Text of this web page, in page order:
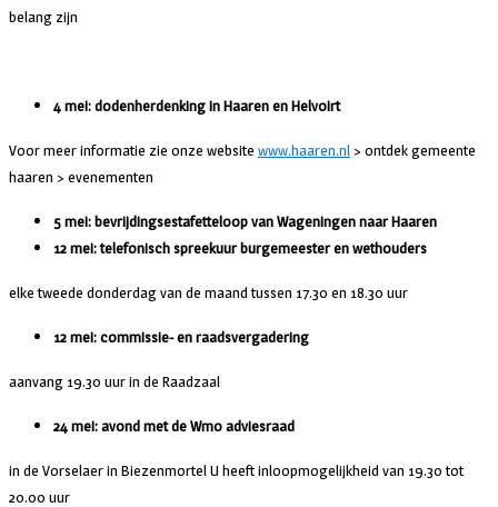
belang zijn
4 mei: dodenherdenking in Haaren en Helvoirt
Voor meer informatie zie onze website www.haaren.nl > ontdek gemeente
haaren > evenementen
5 mei: bevrijdingsestafetteloop van Wageningen naar Haaren
12 mei: telefonisch spreekuur burgemeester en wethouders
elke tweede donderdag van de maand tussen 17.30 en 18.30 uur
12 mei: commissie- en raadsvergadering
aanvang 19.30 uur in de Raadzaal
24 mei: avond met de Wmo adviesraad
in de Vorselaer in Biezenmortel U heeft inloopmogelijkheid van 19.30 tot
20.00 uur